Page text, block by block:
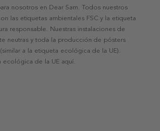
nosotros en Dear Sam. Todos nuestros
las etiquetas ambientales FSC y la etiqueta
responsable. Nuestras instalaciones de
neutras y toda la producción de pósters
a la etiqueta ecológica de la UE).
ecológica de la UE aquí.